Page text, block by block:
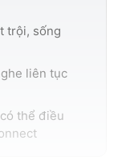
trội, sống
liên tục
thể điều